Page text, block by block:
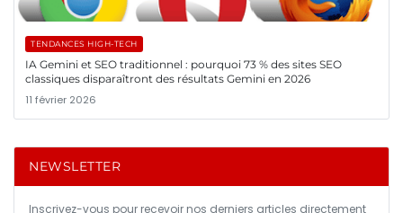
TENDANCES HIGH-TECH
IA Gemini et SEO traditionnel : pourquoi 73 % des sites SEO
classiques disparaîtront des résultats Gemini en 2026
11 février 2026
NEWSLETTER
Inscrivez-vous pour recevoir nos derniers articles directement